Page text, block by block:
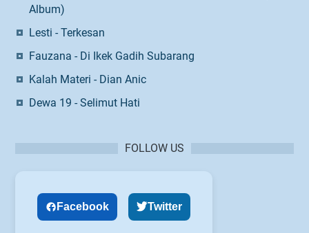
Album)
Lesti - Terkesan
Fauzana - Di Ikek Gadih Subarang
Kalah Materi - Dian Anic
Dewa 19 - Selimut Hati
FOLLOW US
Facebook Twitter